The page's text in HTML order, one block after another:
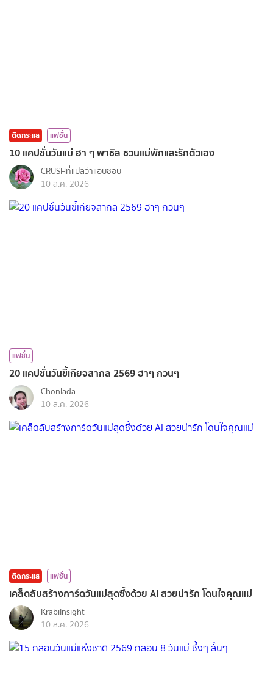
ติดกระแส แฟชั่น
10 แคปชั่นวันแม่ ฮา ๆ พาชิล ชวนแม่พักและรักตัวเอง
CRUSHที่แปลว่าแอบชอบ
10 ส.ค. 2026
แฟชั่น
20 แคปชั่นวันขี้เกียจสากล 2569 ฮาๆ กวนๆ
Chonlada
10 ส.ค. 2026
ติดกระแส แฟชั่น
เคล็ดลับสร้างการ์ดวันแม่สุดซึ้งด้วย AI สวยน่ารัก โดนใจคุณแม่
KrabiInsight
10 ส.ค. 2026